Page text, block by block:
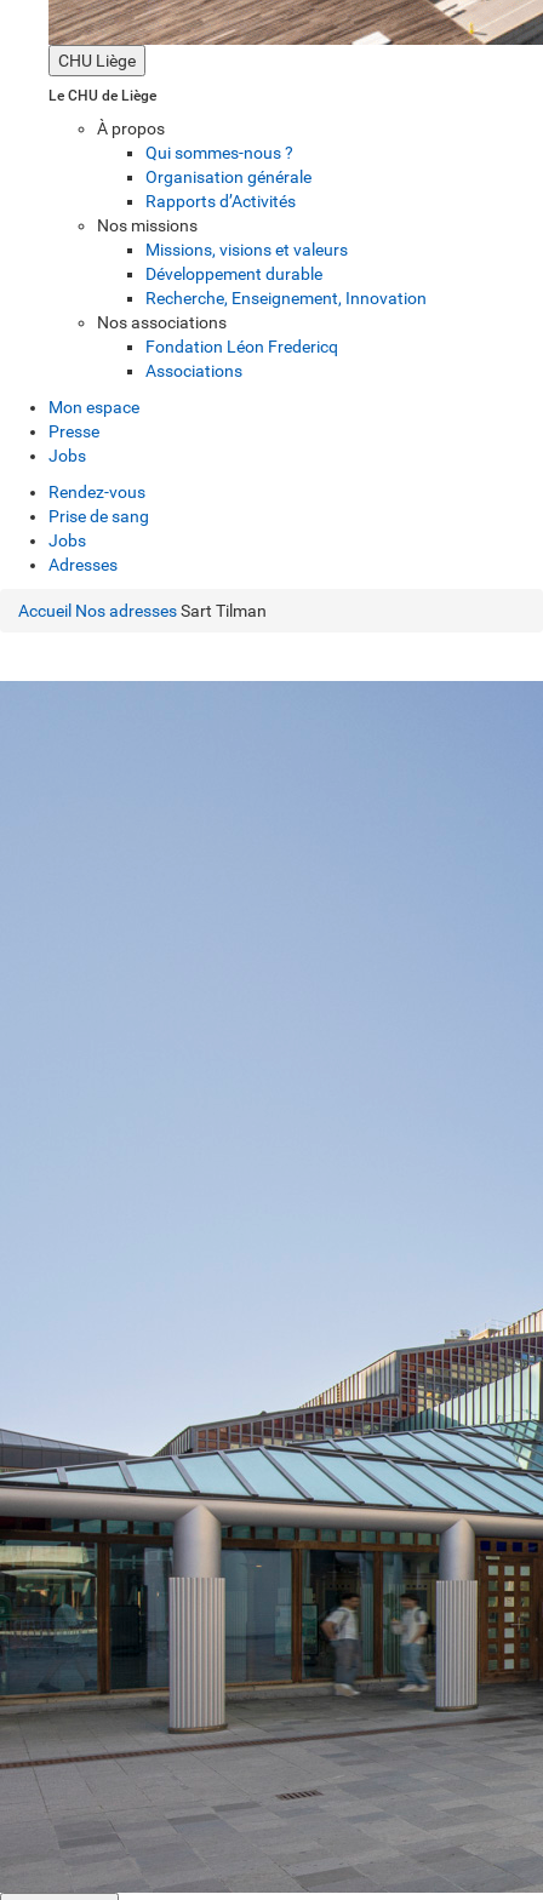
CHU Liège
Le CHU de Liège
À propos
Qui sommes-nous ?
Organisation générale
Rapports d’Activités
Nos missions
Missions, visions et valeurs
Développement durable
Recherche, Enseignement, Innovation
Nos associations
Fondation Léon Fredericq
Associations
Mon espace
Presse
Jobs
Rendez-vous
Prise de sang
Jobs
Adresses
Accueil Nos adressesSart Tilman